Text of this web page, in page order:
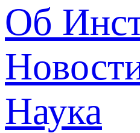
Об
Наука